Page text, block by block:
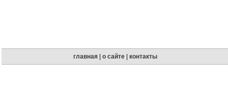
главная |о сайте |контакты